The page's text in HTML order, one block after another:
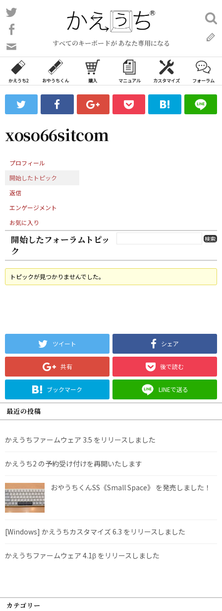
コ
ン
ン
ツ
ス
ッ
すべてのキーボードが あなた専用になる
い
合
わ
フ
ォ
ム
検
索:
かえうち2 おやうちくん 購入 マニュアル カスタマイズ フォーラム
xoso66sitcom
プロフィール
開始したトピック
返信
エンゲージメント
お気に入り
開始したフォーラムトピッ
ク
トピックが見つかりませんでした。
ツイート シェア
共有 後で読む
ブックマーク LINEで送る
最近の投稿
かえうちファームウェア 3.5 をリリースしました
かえうち2 の予約受け付けを再開いたします
おやうちくんSS《Small Space》 を発売しました！
[Windows] かえうちカスタマイズ 6.3 をリリースしました
かえうちファームウェア 4.1β をリリースしました
カテゴリー